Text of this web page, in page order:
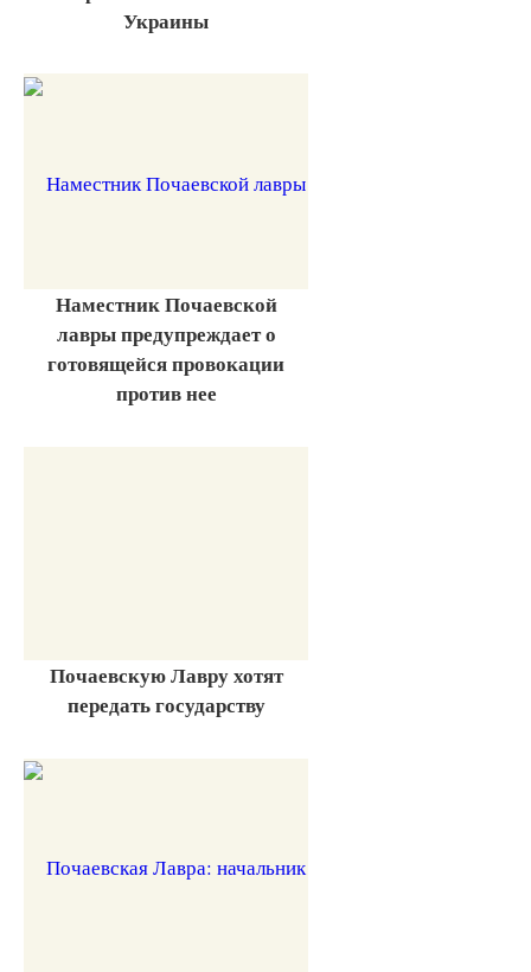
Украины
Наместник Почаевской
лавры предупреждает о
готовящейся провокации
против нее
Почаевскую Лавру хотят
передать государству